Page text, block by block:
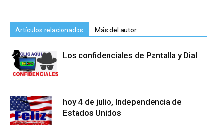
Artículos relacionados Más del autor
Los confidenciales de Pantalla y Dial
hoy 4 de julio, Independencia de
Estados Unidos